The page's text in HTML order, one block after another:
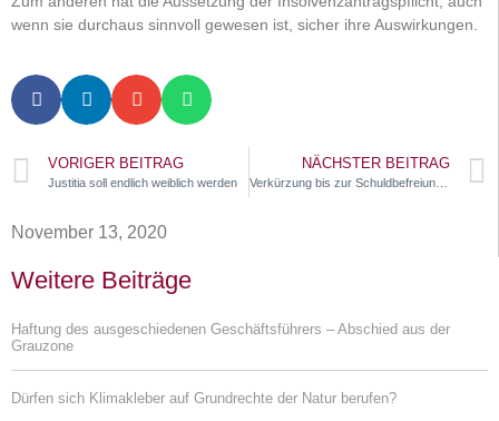
wenn sie durchaus sinnvoll gewesen ist, sicher ihre Auswirkungen.
VORIGER BEITRAG
Justitia soll endlich weiblich werden
NÄCHSTER BEITRAG
November 13, 2020
Weitere Beiträge
Haftung des ausgeschiedenen Geschäftsführers – Abschied aus der
Grauzone
Dürfen sich Klimakleber auf Grundrechte der Natur berufen?